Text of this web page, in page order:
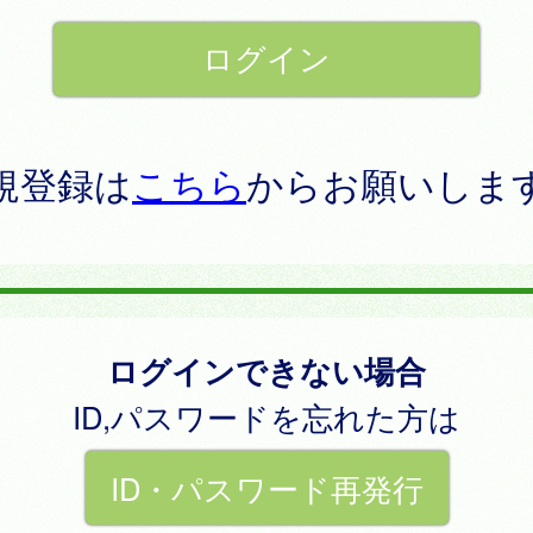
登録はこちらからお願いしま
ログインできない場合
ID,パスワードを忘れた方は
ID・パスワード再発行